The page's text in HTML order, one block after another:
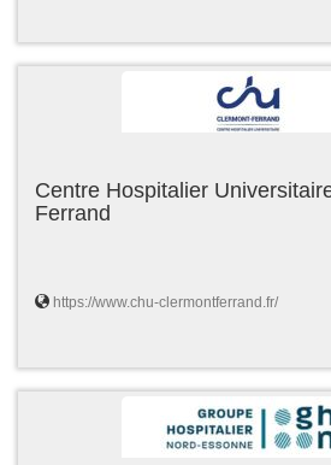
Centre Hospitalier
Ferrand
https://www.chu-clermontferrand.fr/